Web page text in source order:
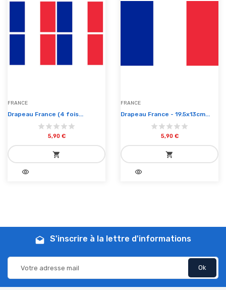
FRANCE
Drapeau France (4 fois...
5,90 €
shopping_cart
add_shopping_cartvisibility
FRANCE
Drapeau France - 19.5x13cm...
5,90 €
shopping_cart
add_shopping_cartvisibility
drafts S'inscrire à la lettre d'informations